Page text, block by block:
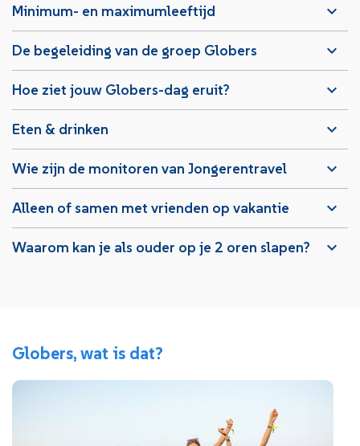
Minimum- en maximumleeftijd
De begeleiding van de groep Globers
Hoe ziet jouw Globers-dag eruit?
Eten & drinken
Wie zijn de monitoren van Jongerentravel
Alleen of samen met vrienden op vakantie
Waarom kan je als ouder op je 2 oren slapen?
Globers, wat is dat?